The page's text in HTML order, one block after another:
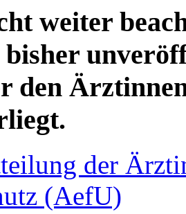
weiter
bisher
den
der
(AefU)